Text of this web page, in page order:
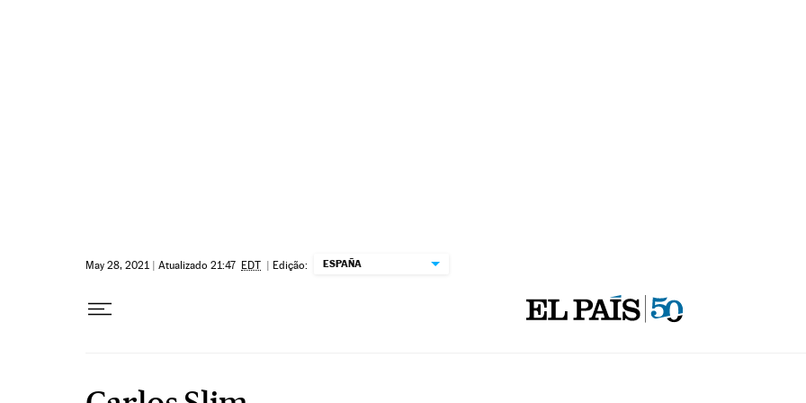
May 28, 2021 | Atualizado 21:47 EDT | Edição: ESPAÑA